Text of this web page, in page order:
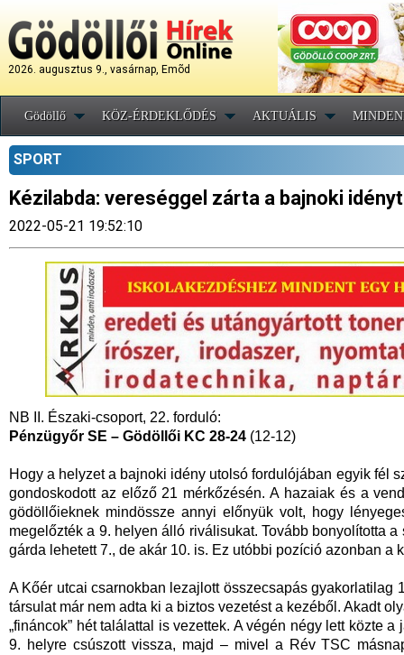
2026. augusztus 9., vasárnap, Emõd
Gödöllő KÖZ-ÉRDEKLŐDÉS AKTUÁLIS
SPORT
Kézilabda: vereséggel zárta a bajnoki
2022-05-21 19:52:10
NB II. Északi-csoport, 22. forduló:
Pénzügyőr SE – Gödöllői KC 28-24 (12-12)
Hogy a helyzet a bajnoki idény utolsó fordulójában egyik fél
gondoskodott az előző 21 mérkőzésén. A hazaiak és a
gödöllőieknek mindössze annyi előnyük volt, hogy
megelőzték a 9. helyen álló riválisukat. Tovább bonyolította
gárda lehetett 7., de akár 10. is. Ez utóbbi pozíció azonban
A Kőér utcai csarnokban lezajlott összecsapás gyakorlatilag
társulat már nem adta ki a biztos vezetést a kezéből. Akadt
„fináncok” hét találattal is vezettek. A végén négy lett közte
9. helyre csúszott vissza, majd – mivel a Rév TSC